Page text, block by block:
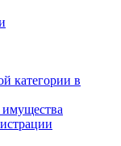
категории в